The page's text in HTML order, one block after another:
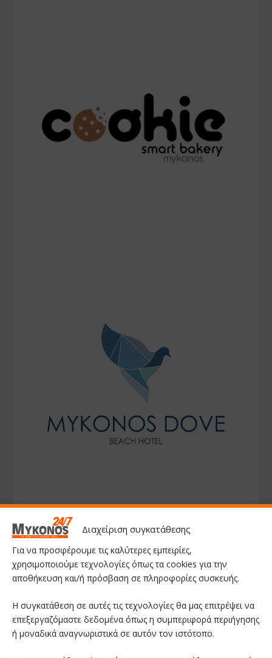
Διαχείριση συγκατάθεσης
Για να προσφέρουμε τις καλύτερες εμπειρίες,
χρησιμοποιούμε τεχνολογίες όπως τα cookies για την
αποθήκευση και/ή πρόσβαση σε πληροφορίες συσκευής.
Η συγκατάθεση σε αυτές τις τεχνολογίες θα μας επιτρέψει να
επεξεργαζόμαστε δεδομένα όπως η συμπεριφορά περιήγησης
ή μοναδικά αναγνωριστικά σε αυτόν τον ιστότοπο.